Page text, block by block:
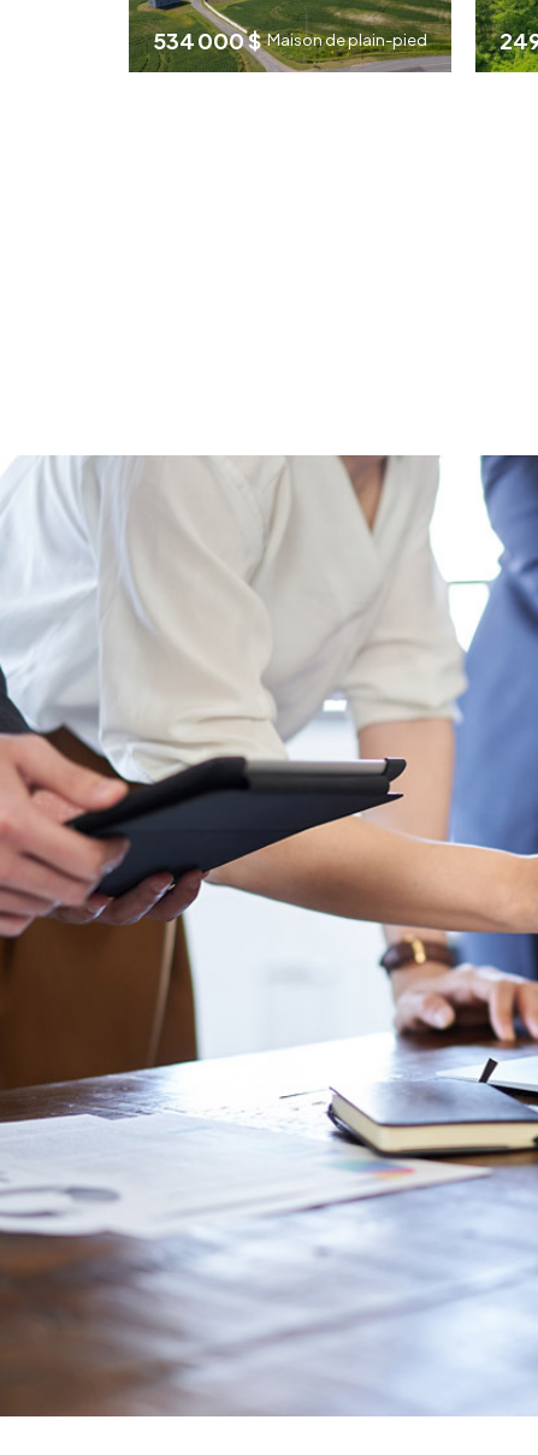
534 000 $ Maison de plain-pied